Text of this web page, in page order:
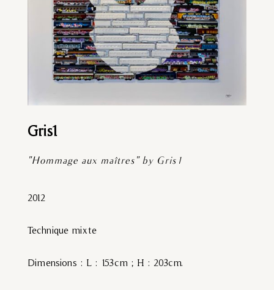
Gris1
"Hommage aux maîtres" by Gris1
2012
Technique mixte
Dimensions : L : 153cm ; H : 203cm.